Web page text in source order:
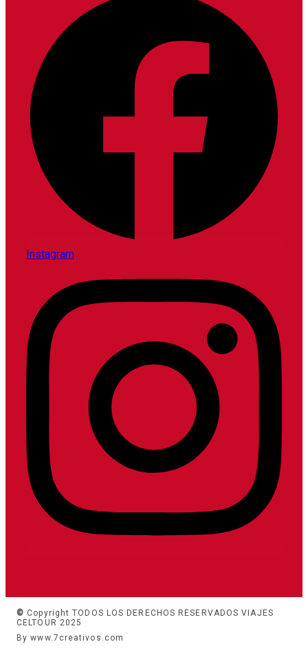
Instagram
© Copyright TODOS LOS DERECHOS RESERVADOS VIAJES
CELTOUR 2025
By www.7creativos.com